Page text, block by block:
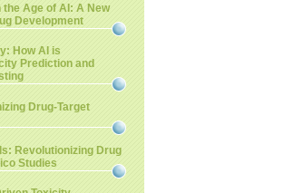
Age of AI: A New
Development
How AI is
Prediction and
Drug-Target
Revolutionizing Drug
Studies